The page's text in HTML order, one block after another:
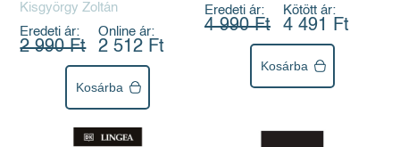
Kisgyörgy Zoltán
Eredeti ár:
2 990 Ft
Online ár:
2 512 Ft
Kosárba
Eredeti ár:
4 990 Ft
Kötött ár:
4 491 Ft
Kosárba